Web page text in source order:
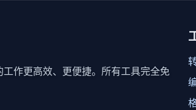
作更高效、更便捷。所有工具完全免